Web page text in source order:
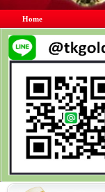
Home